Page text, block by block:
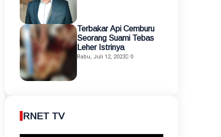
Terbakar Api Cemburu
Seorang Suami Tebas
Leher Istrinya
Rabu, Juli 12, 2023 0
RNET TV